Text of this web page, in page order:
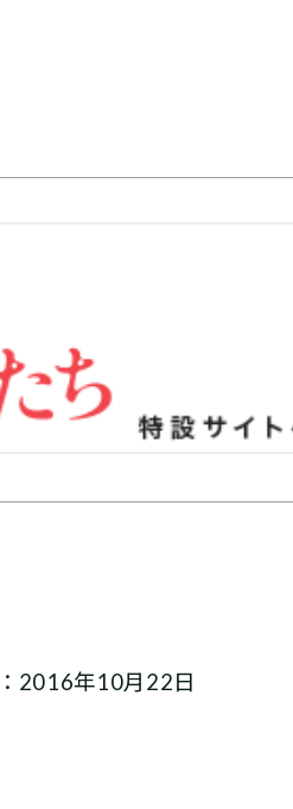
2016年10月22日